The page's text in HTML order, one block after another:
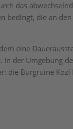
das
bedingt, die an den
eine
In der Umgebung
die Burgruine Kozí